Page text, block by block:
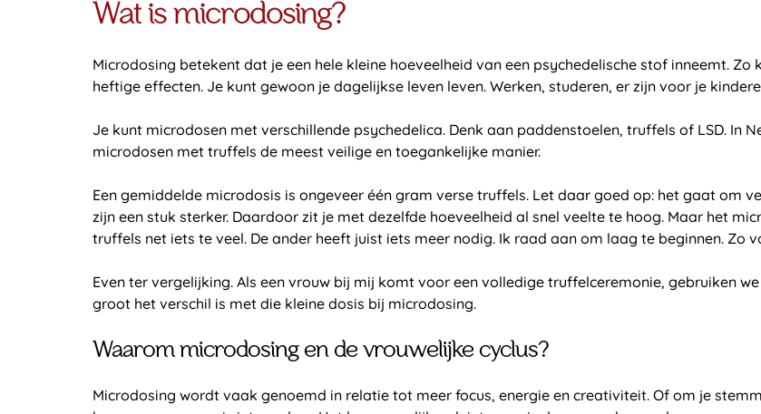
Wat is microdosing?
Microdosing betekent dat je een hele kleine hoeveelheid van een psychedelische stof inneemt.
heftige effecten. Je kunt gewoon je dagelijkse leven leven. Werken, studeren, er zijn voor je
Je kunt microdosen met verschillende psychedelica. Denk aan paddenstoelen, truffels of LSD. In
microdosen met truffels de meest veilige en toegankelijke manier.
Een gemiddelde microdosis is ongeveer één gram verse truffels. Let daar goed op: het gaat om
zijn een stuk sterker. Daardoor zit je met dezelfde hoeveelheid al snel veelte te hoog. Maar het
truffels net iets te veel. De ander heeft juist iets meer nodig. Ik raad aan om laag te beginnen. Zo
Even ter vergelijking. Als een vrouw bij mij komt voor een volledige truffelceremonie, gebruiken
groot het verschil is met die kleine dosis bij microdosing.
Waarom microdosing en de vrouwelijke cyclus?
Microdosing wordt vaak genoemd in relatie tot meer focus, energie en creativiteit. Of om je